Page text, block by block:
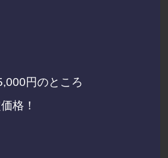
円のところ
格！